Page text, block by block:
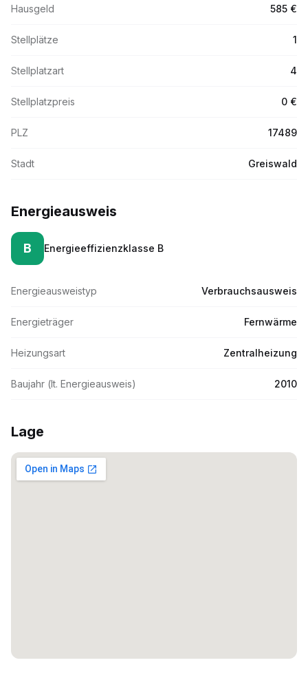
Hausgeld 585 €
Stellplätze 1
Stellplatzart 4
Stellplatzpreis 0 €
PLZ 17489
Stadt Greiswald
Energieausweis
B Energieeffizienzklasse B
Energieausweistyp Verbrauchsausweis
Energieträger Fernwärme
Heizungsart Zentralheizung
Baujahr (lt. Energieausweis) 2010
Lage